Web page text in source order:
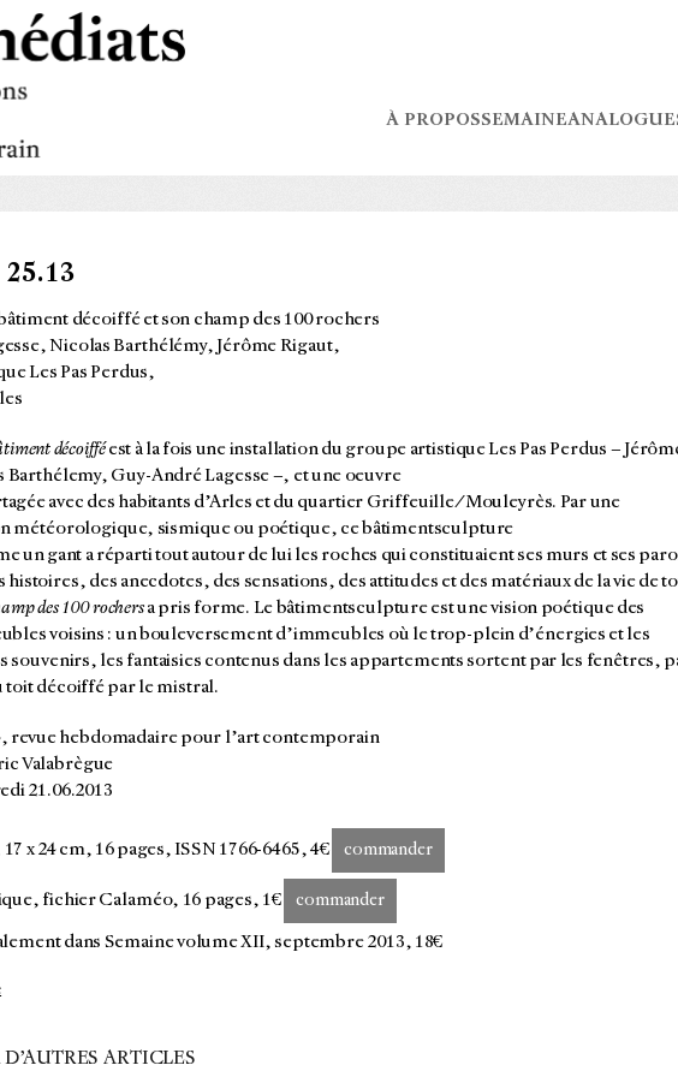
À PROPOSSEMAINE
décoiffé et son champ des 100 rochers
Nicolas Barthélémy, Jérôme Rigaut,
Les Pas Perdus,
décoifféest à la fois une installation du groupe artistique Les Pas Perdus –
Barthélemy, Guy-André Lagesse –, et une oeuvre
avec des habitants d’Arles et du quartier Griffeuille/Mouleyrès. Par une
météorologique, sismique ou poétique, ce bâtimentsculpture
un gant a réparti tout autour de lui les roches qui constituaient ses murs et ses
histoires, des anecdotes, des sensations, des attitudes et des matériaux de la vie de
des 100 rochersa pris forme. Le bâtimentsculpture est une vision poétique des
voisins : un bouleversement d’immeubles où le trop-plein d’énergies et les
souvenirs, les fantaisies contenus dans les appartements sortent par les fenêtres,
toit décoiffé par le mistral.
revue hebdomadaire pour l’art contemporain
Valabrègue
21.06.2013
x 24 cm, 16 pages, ISSN 1766-6465, 4€ commander
fichier Calaméo, 16 pages, 1€ commander
dans Semaine volume XII, septembre 2013, 18€
ARTICLES